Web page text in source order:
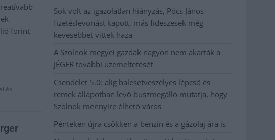
forint
és
Sok volt az igazolatlan hiányzás, Pócs János
fizetéslevonást kapott, más fideszesek még
kevesebbet vittek haza
A Szolnok megyei gazdák nagyon nem akarták a
JÉGER további üzemeltetését
Csendélet 5.0: alig balesetveszélyes lépcső és
remek állapotban levő buszmegálló mutatja, hogy
Szolnok mennyire élhető város
Pénteken újra csökken a benzin és a gázolaj ára is